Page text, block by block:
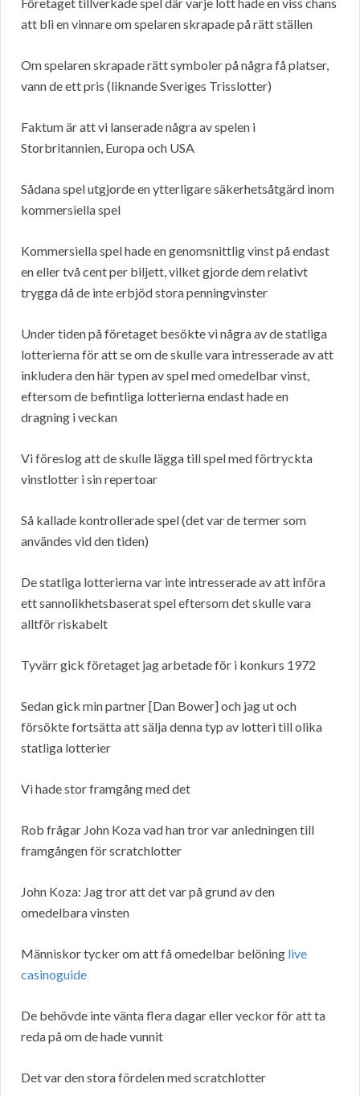
att bli en vinnare om spelaren skrapade på rätt ställen
Om spelaren skrapade rätt symboler på några få platser,
vann de ett pris (liknande Sveriges Trisslotter)
Faktum är att vi lanserade några av spelen i
Storbritannien, Europa och USA
Sådana spel utgjorde en ytterligare säkerhetsåtgärd inom
kommersiella spel
Kommersiella spel hade en genomsnittlig vinst på endast
en eller två cent per biljett, vilket gjorde dem relativt
trygga då de inte erbjöd stora penningvinster
Under tiden på företaget besökte vi några av de statliga
lotterierna för att se om de skulle vara intresserade av att
inkludera den här typen av spel med omedelbar vinst,
eftersom de befintliga lotterierna endast hade en
dragning i veckan
Vi föreslog att de skulle lägga till spel med förtryckta
vinstlotter i sin repertoar
Så kallade kontrollerade spel (det var de termer som
användes vid den tiden)
De statliga lotterierna var inte intresserade av att införa
ett sannolikhetsbaserat spel eftersom det skulle vara
alltför riskabelt
Tyvärr gick företaget jag arbetade för i konkurs 1972
Sedan gick min partner [Dan Bower] och jag ut och
försökte fortsätta att sälja denna typ av lotteri till olika
statliga lotterier
Vi hade stor framgång med det
Rob frågar John Koza vad han tror var anledningen till
framgången för scratchlotter
John Koza: Jag tror att det var på grund av den
omedelbara vinsten
Människor tycker om att få omedelbar belöning live
casinoguide
De behövde inte vänta flera dagar eller veckor för att ta
reda på om de hade vunnit
Det var den stora fördelen med scratchlotter